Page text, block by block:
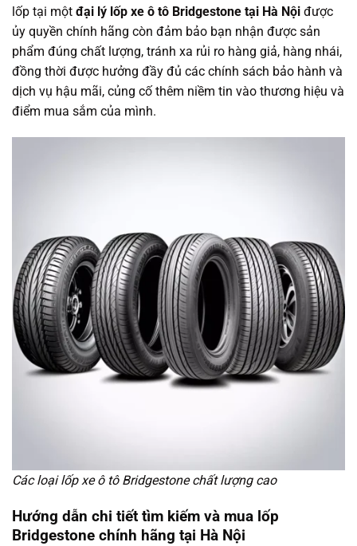
lốp tại một đại lý lốp xe ô tô Bridgestone tại Hà Nội được
ủy quyền chính hãng còn đảm bảo bạn nhận được sản
phẩm đúng chất lượng, tránh xa rủi ro hàng giả, hàng nhái,
đồng thời được hưởng đầy đủ các chính sách bảo hành và
dịch vụ hậu mãi, củng cố thêm niềm tin vào thương hiệu và
điểm mua sắm của mình.
Các loại lốp xe ô tô Bridgestone chất lượng cao
Hướng dẫn chi tiết tìm kiếm và mua lốp
Bridgestone chính hãng tại Hà Nội